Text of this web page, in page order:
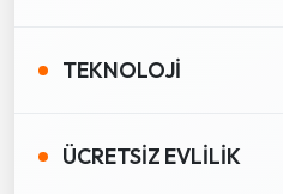
TEKNOLOJİ
ÜCRETSİZ EVLİLİK